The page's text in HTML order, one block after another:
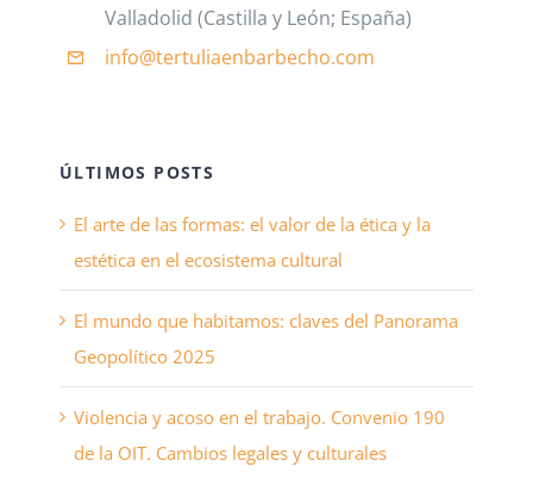
Valladolid (Castilla y León; España)
info@tertuliaenbarbecho.com
ÚLTIMOS POSTS
El arte de las formas: el valor de la ética y la
estética en el ecosistema cultural
El mundo que habitamos: claves del Panorama
Geopolítico 2025
Violencia y acoso en el trabajo. Convenio 190
de la OIT. Cambios legales y culturales